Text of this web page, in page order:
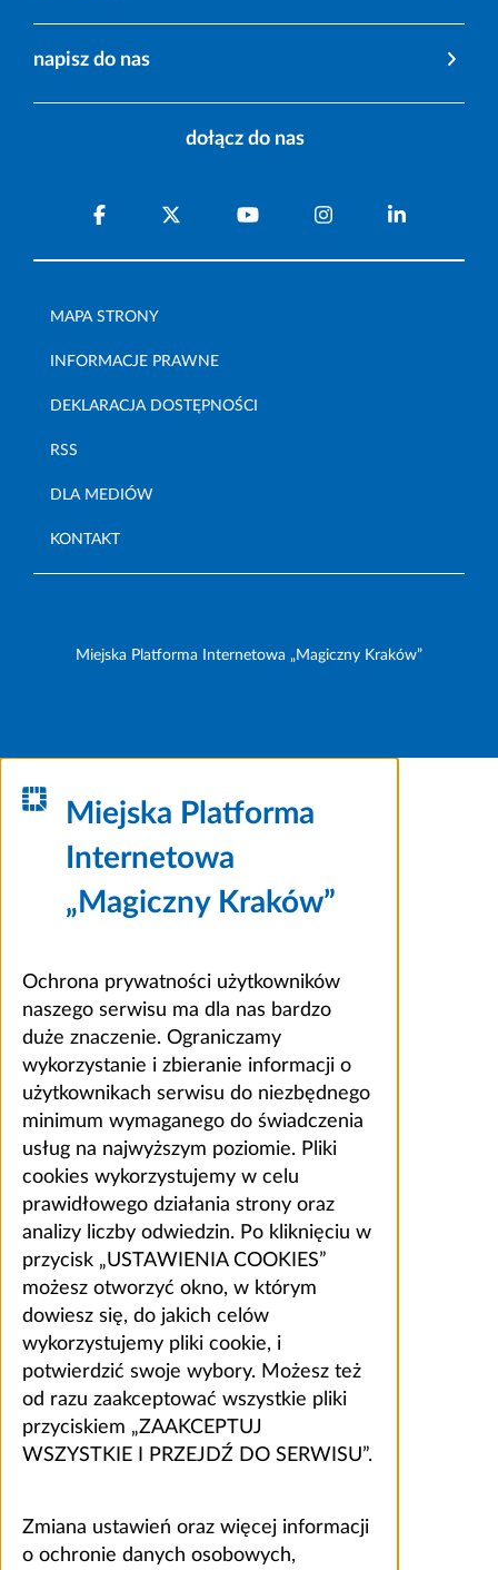
napisz do nas
dołącz do nas
MAPA STRONY
INFORMACJE PRAWNE
DEKLARACJA DOSTĘPNOŚCI
RSS
DLA MEDIÓW
KONTAKT
Miejska Platforma Internetowa „Magiczny Kraków”
Miejska Platforma
Internetowa
„Magiczny Kraków”
Ochrona prywatności użytkowników
naszego serwisu ma dla nas bardzo
duże znaczenie. Ograniczamy
wykorzystanie i zbieranie informacji o
użytkownikach serwisu do niezbędnego
minimum wymaganego do świadczenia
usług na najwyższym poziomie. Pliki
cookies wykorzystujemy w celu
prawidłowego działania strony oraz
analizy liczby odwiedzin. Po kliknięciu w
przycisk „USTAWIENIA COOKIES”
możesz otworzyć okno, w którym
dowiesz się, do jakich celów
wykorzystujemy pliki cookie, i
potwierdzić swoje wybory. Możesz też
od razu zaakceptować wszystkie pliki
przyciskiem „ZAAKCEPTUJ
WSZYSTKIE I PRZEJDŹ DO SERWISU”.
Zmiana ustawień oraz więcej informacji
o ochronie danych osobowych,